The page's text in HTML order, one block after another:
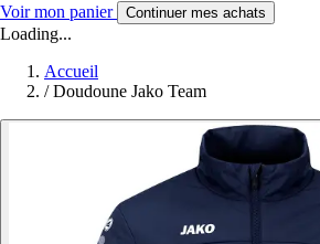
Voir mon panier Continuer mes achats
Loading...
Accueil
/ Doudoune Jako Team